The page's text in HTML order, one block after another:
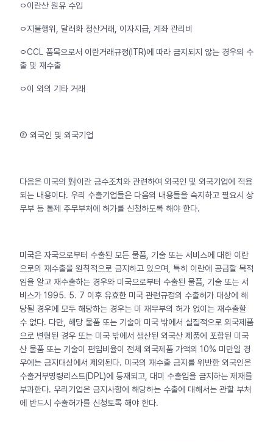
ㅇ이란산 원유 수입
ㅇ지불행위, 달러화 청산거래, 이자지급, 계좌 관리비
ㅇCCL 품목으로서 이란거래규정(ITR)에 따라 금지되지 않는 경우의 수
출 및 재수출
ㅇ이 외의 기타 거래
② 외국인 및 외국기업
다음은 미국의 對이란 금수조치와 관련하여 외국인 및 외국기업에 적용
되는 내용이다. 우리 수출기업들은 다음의 내용들을 숙지하고 필요시 상
무부 등 통제 주무부처에 허가를 신청하도록 해야 한다.
미국은 자국으로부터 수출된 모든 물품, 기술 또는 서비스에 대한 이란
으로의 재수출을 원칙적으로 금지하고 있으며, 특히 이란에 공급할 목적
임을 알고 재수출하는 경우와 미국으로부터 수출된 물품, 기술 또는 서
비스가 1995. 5. 7 이후 유효한 미국 관련규정의 수출허가 대상에 해
당될 경우에 모두 해당하는 경우는 미 재무부의 허가 없이는 재수출할
수 없다. 다만, 해당 물품 또는 기술이 미국 밖에서 실질적으로 외국제품
으로 변형된 경우 또는 미국 밖에서 생산된 외국산 제품에 포함된 미국
산 물품 또는 기술이 편입비율이 전체 외국제품 가액의 10% 미만일 경
우에는 금지대상에서 제외된다. 미국의 재수출 금지를 위반한 외국인은
수출거부명령리스트(DPL)에 등재되고, 대미 수출입을 금지하는 제재를
부과한다. 우리기업은 금지사항에 해당하는 수출에 대해서는 관할 부처
에 반드시 수출허가를 신청토록 해야 한다.